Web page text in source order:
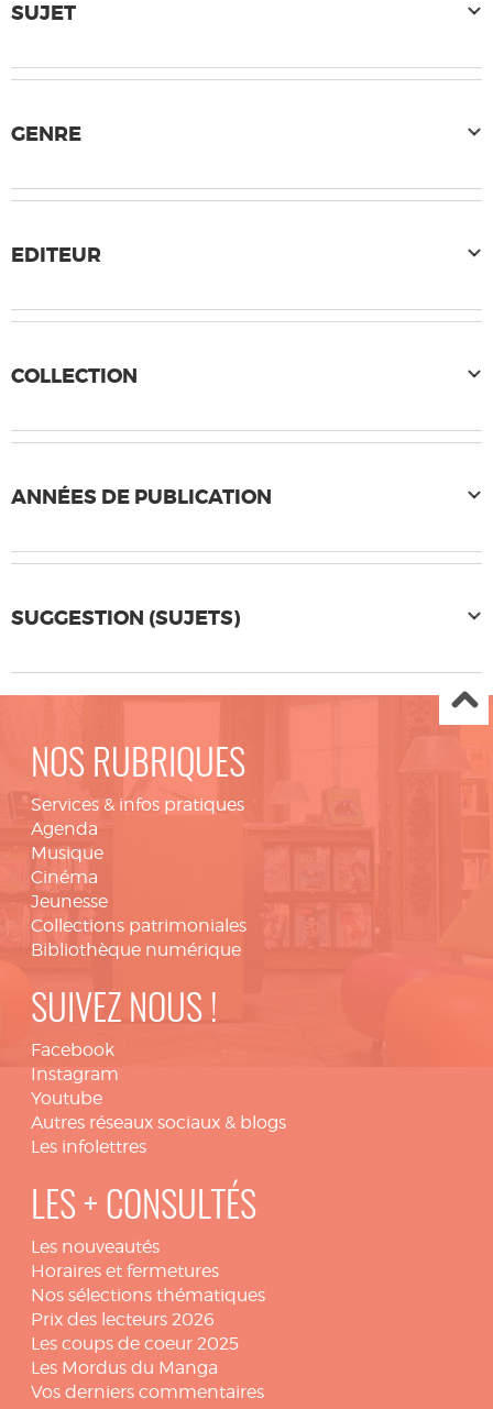
SUJET
GENRE
EDITEUR
COLLECTION
ANNÉES DE PUBLICATION
SUGGESTION (SUJETS)
NOS RUBRIQUES
Services & infos pratiques
Agenda
Musique
Cinéma
Jeunesse
Collections patrimoniales
Bibliothèque numérique
SUIVEZ NOUS !
Facebook
Instagram
Youtube
Autres réseaux sociaux & blogs
Les infolettres
LES + CONSULTÉS
Les nouveautés
Horaires et fermetures
Nos sélections thématiques
Prix des lecteurs 2026
Les coups de coeur 2025
Les Mordus du Manga
Vos derniers commentaires